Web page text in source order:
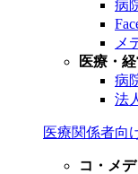
病
メ
医療・
病
法
医療関係者向
コ・メ